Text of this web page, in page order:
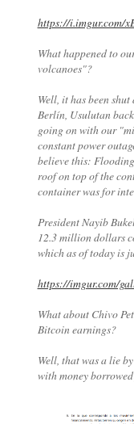
https://i.imgur.com/
What happened to
volcanoes"?
Well, it has been
Berlín, Usulutan
going on with our
constant power
believe this:
roof on top of the
container was for
President Nayib
12.3 million dollars
which as of today is
https://imgur.com/
What about Chivo
Bitcoin earnings?
Well, that was a lie
with money